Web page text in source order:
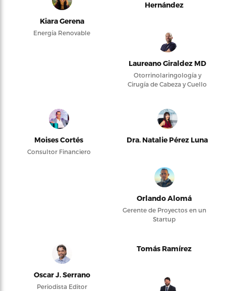
Kiara Gerena
Energía Renovable
Hernández
Laureano Giraldez MD
Otorrinolaringología y
Cirugía de Cabeza y Cuello
Moises Cortés
Consultor Financiero
Dra. Natalie Pérez Luna
Orlando Alomá
Gerente de Proyectos en un
Startup
Oscar J. Serrano
Periodista Editor
Tomás Ramírez